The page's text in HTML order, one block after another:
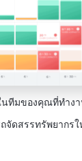
นทีมของคุณที่ทำง
จัดสรรทรัพยากรใ